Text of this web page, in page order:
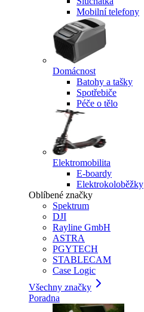
Mobilní telefony
Domácnost
Batohy a tašky
Spotřebiče
Péče o tělo
Elektromobilita
E-boardy
Elektrokoloběžky
Oblíbené značky
Spektrum
DJI
Rayline GmbH
ASTRA
PGYTECH
STABLECAM
Case Logic
Všechny značky
Poradna